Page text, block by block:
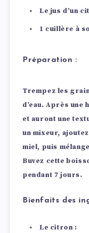
Le jus d’un
1 cuillère à
Préparation :
Trempez les
d’eau. Après
et auront une
un mixeur,
miel, puis
Buvez cette
pendant 7 jours.
Bienfaits des
Le citron :